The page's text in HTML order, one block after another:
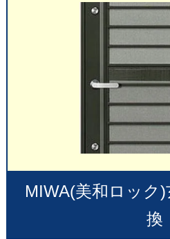
MIWA(美和ロック
換